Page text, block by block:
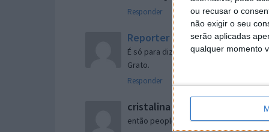
ou recusar o
não exigir o seu
serão aplicadas
qualquer momento
Responder
Reporter 7 de Novembro de 2005 às
É só para dizer que ainda não me
Grato.
Responder
cristalina 11 de Novembro de 2005
então people